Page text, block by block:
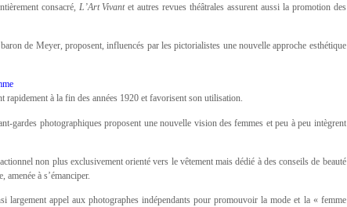
consacré, L’Art Vivantet autres revues théâtrales assurent aussi la promotion des
de Meyer, proposent, influencés par les pictorialistes une nouvelle approche esthétique
à la fin des années 1920 et favorisent son utilisation.
gardes photographiques proposent une nouvelle vision des femmes et peu à peu intègrent
non plus exclusivement orienté vers le vêtement mais dédié à des conseils de beauté
à s’émanciper.
largement appel aux photographes indépendants pour promouvoir la mode et la « femme